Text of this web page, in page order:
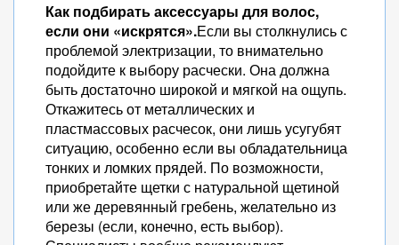
Как подбирать аксессуары для волос,
если они «искрятся».Если вы столкнулись с
проблемой электризации, то внимательно
подойдите к выбору расчески. Она должна
быть достаточно широкой и мягкой на ощупь.
Откажитесь от металлических и
пластмассовых расчесок, они лишь усугубят
ситуацию, особенно если вы обладательница
тонких и ломких прядей. По возможности,
приобретайте щетки с натуральной щетиной
или же деревянный гребень, желательно из
березы (если, конечно, есть выбор).